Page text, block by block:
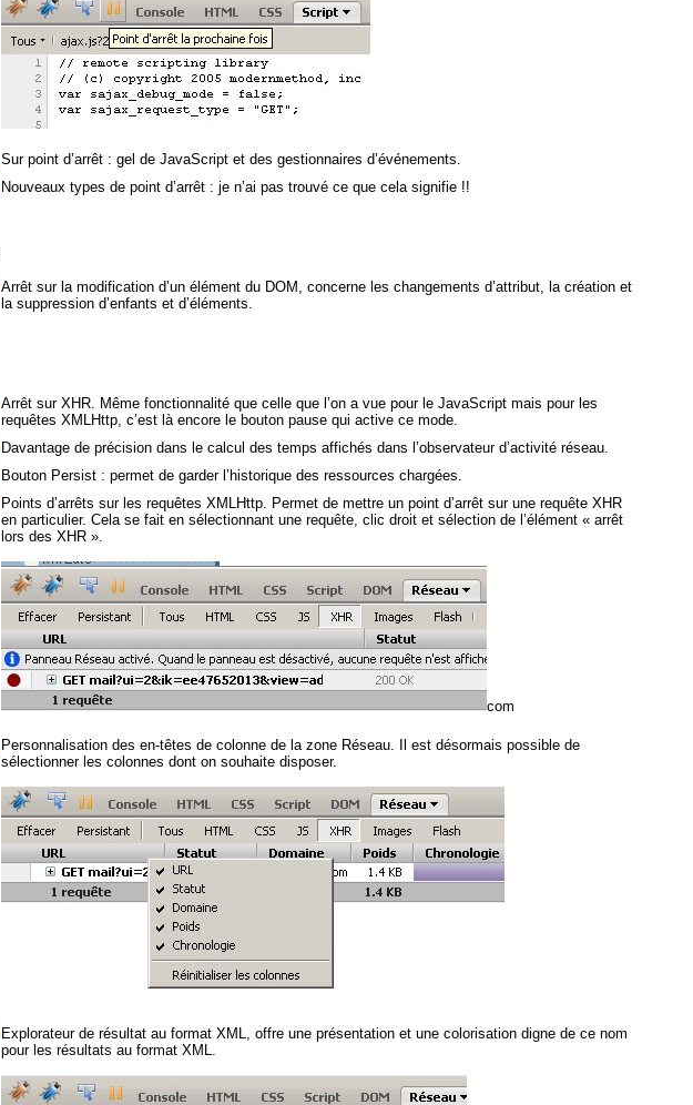
Sur point d’arrêt : gel de JavaScript et des gestionnaires d’événements.
Nouveaux types de point d’arrêt : je n’ai pas trouvé ce que cela signifie !!
Arrêt sur la modification d’un élément du DOM, concerne les changements d’attribut, la création et
la suppression d’enfants et d’éléments.
Arrêt sur XHR. Même fonctionnalité que celle que l’on a vue pour le JavaScript mais pour les
requêtes XMLHttp, c’est là encore le bouton pause qui active ce mode.
Davantage de précision dans le calcul des temps affichés dans l’observateur d’activité réseau.
Bouton Persist : permet de garder l’historique des ressources chargées.
Points d’arrêts sur les requêtes XMLHttp. Permet de mettre un point d’arrêt sur une requête XHR
en particulier. Cela se fait en sélectionnant une requête, clic droit et sélection de l’élément « arrêt
lors des XHR ».
com
Personnalisation des en-têtes de colonne de la zone Réseau. Il est désormais possible de
sélectionner les colonnes dont on souhaite disposer.
Explorateur de résultat au format XML, offre une présentation et une colorisation digne de ce nom
pour les résultats au format XML.